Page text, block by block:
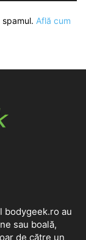
Află cum
bodygeek.ro au
sau boală,
de către un